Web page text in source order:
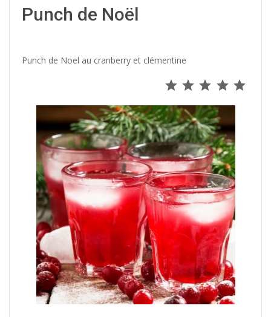
Punch de Noël
Punch de Noel au cranberry et clémentine